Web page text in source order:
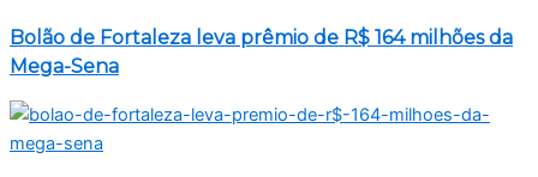
Bolão de Fortaleza leva prêmio de R$ 164 milhões da
Mega-Sena